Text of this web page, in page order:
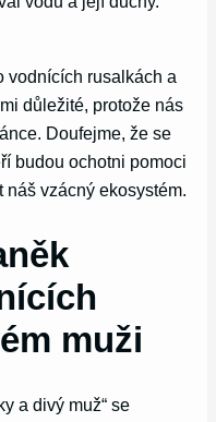
vodnících rusalkách a
důležité, protože nás
Doufejme, že se
budou ochotni pomoci
náš vzácný ekosystém.
muži
a divý muž“ se